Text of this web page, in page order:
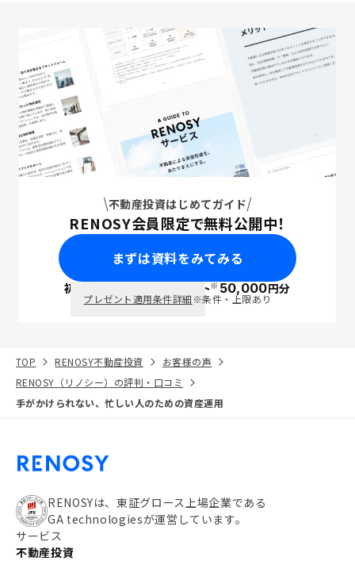
不動産投資はじめてガイド
RENOSY会員限定で無料公開中！
まずは資料をみてみる
初回面談で ポイント※50,000円分
プレゼント適用条件詳細※条件・上限あり
TOP RENOSY不動産投資
お客様の声
RENOSY（リノシー）の評判・口コミ
手がかけられない、忙しい人のための資産運用
RENOSYは、東証グロース上場企業である
GA technologiesが運営しています。
サービス
不動産投資